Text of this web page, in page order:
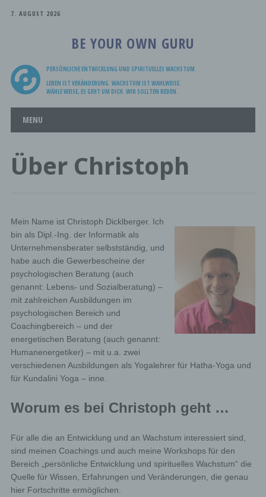
7. AUGUST 2026
BE YOUR OWN GURU
PERSÖNLICHE ENTWICKLUNG UND SPIRITUELLES WACHSTUM
LEBEN IST VERÄNDERUNG. WACHSTUM IST WAHLWEISE.
WÄHLE WEISE, ES GEHT UM DICH. WIR SOLLTEN REDEN.
Main menu
MENU
Über Christoph
Mein Name ist Christoph Dicklberger. Ich
bin als Dipl.-Ing. der Informatik als
Unternehmensberater selbstständig, und
habe auch die Gewerbescheine der
psychologischen Beratung (auch
genannt: Lebens- und Sozialberatung) –
mit zahlreichen Ausbildungen im
psychologischen Bereich und
Coachingbereich – und der
energetischen Beratung (auch genannt:
Humanenergetiker) – mit u.a. zwei
verschiedenen Ausbildungen als Yogalehrer für Hatha-Yoga und
für Kundalini Yoga – inne.
Worum es bei Christoph geht …
Für alle die an Entwicklung und an Wachstum interessiert sind,
sind meinen Coachings und auch meine Workshops für den
Bereich „persönliche Entwicklung und spirituelles Wachstum“ die
Quelle für Wissen, Erfahrungen und Veränderungen, die genau
hier Fortschritte ermöglichen.